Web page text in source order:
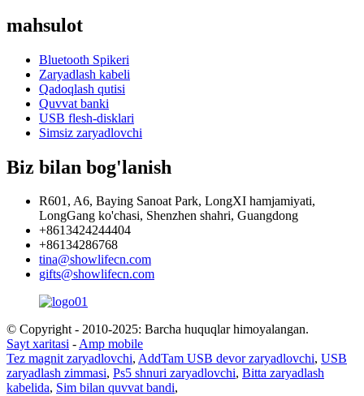
mahsulot
Bluetooth Spikeri
Zaryadlash kabeli
Qadoqlash qutisi
Quvvat banki
USB flesh-disklari
Simsiz zaryadlovchi
Biz bilan bog'lanish
R601, A6, Baying Sanoat Park, LongXI hamjamiyati,
LongGang ko'chasi, Shenzhen shahri, Guangdong
+8613424244404
+86134286768
tina@showlifecn.com
gifts@showlifecn.com
© Copyright - 2010-2025: Barcha huquqlar himoyalangan.
Sayt xaritasi -Amp mobile
Tez magnit zaryadlovchi, AddTam USB devor zaryadlovchi, USB
zaryadlash zimmasi, Ps5 shnuri zaryadlovchi, Bitta zaryadlash
kabelida, Sim bilan quvvat bandi,